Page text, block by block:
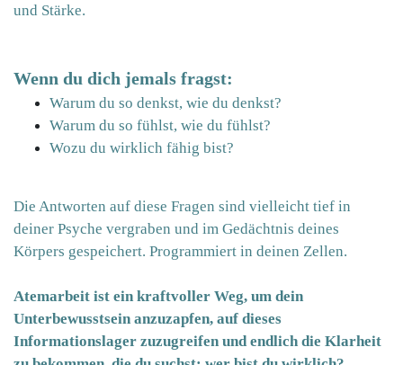
und Stärke.
Wenn du dich jemals fragst:
Warum du so denkst, wie du denkst?
Warum du so fühlst, wie du fühlst?
Wozu du wirklich fähig bist?
Die Antworten auf diese Fragen sind vielleicht tief in
deiner Psyche vergraben und im Gedächtnis deines
Körpers gespeichert. Programmiert in deinen Zellen.
Atemarbeit ist ein kraftvoller Weg, um dein
Unterbewusstsein anzuzapfen, auf dieses
Informationslager zuzugreifen und endlich die Klarheit